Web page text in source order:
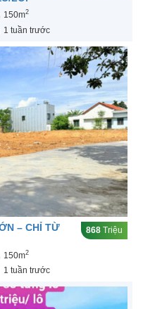
150m2
1 tuần trước
– CHỈ TỪ
868 Triệu
150m2
1 tuần trước